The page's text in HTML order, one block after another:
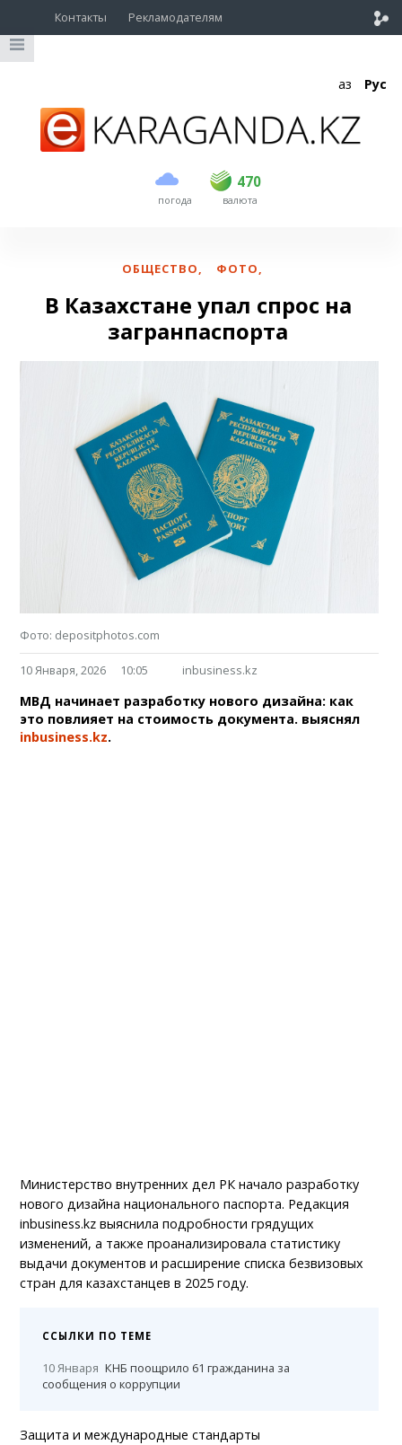
Контакты Рекламодателям
Қаз Рус
погода
470
USD 469 470
EUR валюта
ОБЩЕСТВО, ФОТО,
В Казахстане упал спрос на
загранпаспорта
Фото: depositphotos.com
10 Января, 2026 10:05 inbusiness.kz
МВД начинает разработку нового дизайна: как
это повлияет на стоимость документа. выяснял
inbusiness.kz.
Министерство внутренних дел РК начало разработку
нового дизайна национального паспорта. Редакция
inbusiness.kz выяснила подробности грядущих
изменений, а также проанализировала статистику
выдачи документов и расширение списка безвизовых
стран для казахстанцев в 2025 году.
ССЫЛКИ ПО ТЕМЕ
10 Января КНБ поощрило 61 гражданина за
сообщения о коррупции
Защита и международные стандарты